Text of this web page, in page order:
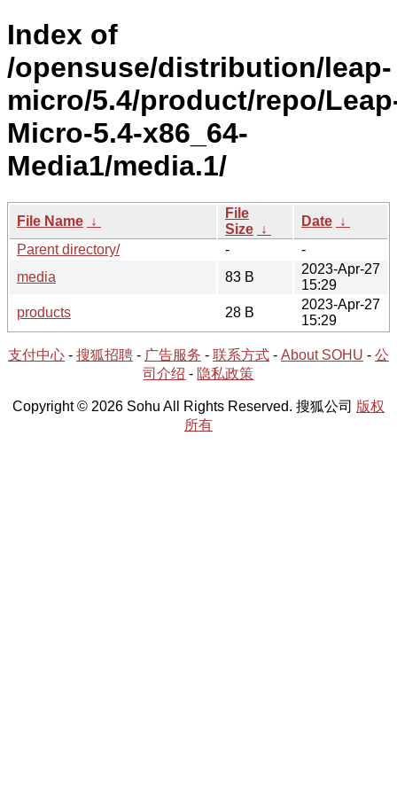
Index of
/opensuse/distribution/leap-
micro/5.4/product/repo/
Micro-5.4-x86_64-
Media1/media.1/
File Name ↓
File
Size ↓
Date ↓
Parent directory/
-
-
media
83 B
2023-Apr-27
15:29
products
28 B
2023-Apr-27
15:29
支付中心 - 搜狐招聘 - 广告服务 - 联系方式 - About SOHU - 公
司介绍 - 隐私政策
Copyright © 2026 Sohu All Rights Reserved. 搜狐公司 版权
所有